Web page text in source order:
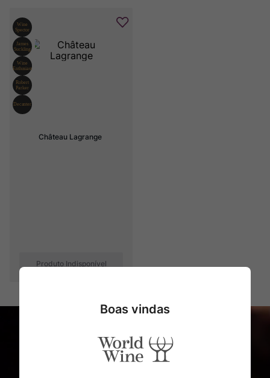
Château Lagrange
Produto Indisponível
Boas vindas